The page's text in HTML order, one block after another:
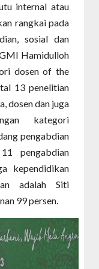
internal atau
rangkai pada
sosial dan
Hamidulloh
dosen of the
13 penelitian
dosen dan juga
kategori
pengabdian
pengabdian
kependidikan
adalah Siti
99 persen.